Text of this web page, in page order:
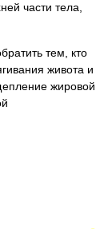
части тела,
тем, кто
живота и
жировой